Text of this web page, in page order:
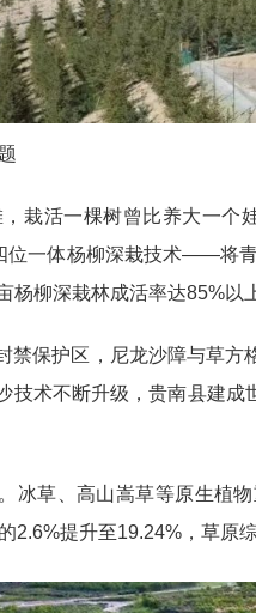
栽活一棵树曾比养大一个
位一体杨柳深栽技术——将
杨柳深栽林成活率达85%
禁保护区，尼龙沙障与草
技术不断升级，贵南县建
冰草、高山嵩草等原生植
2.6%提升至19.24%，草原